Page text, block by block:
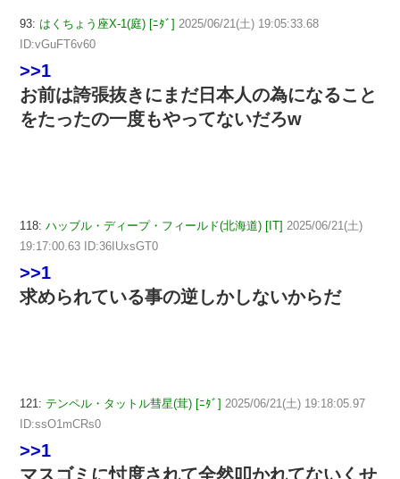
93: はくちょう座X-1(庭) [ﾆﾀﾞ] 2025/06/21(土) 19:05:33.68
ID:vGuFT6v60
>>1
お前は誇張抜きにまだ日本人の為になること
をたったの一度もやってないだろw
118: ハッブル・ディープ・フィールド(北海道) [IT] 2025/06/21(土)
19:17:00.63 ID:36IUxsGT0
>>1
求められている事の逆しかしないからだ
121: テンペル・タットル彗星(茸) [ﾆﾀﾞ] 2025/06/21(土) 19:18:05.97
ID:ssO1mCRs0
>>1
マスゴミに忖度されて全然叩かれてないくせ